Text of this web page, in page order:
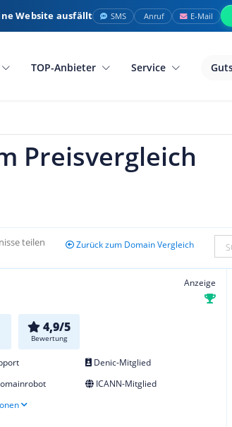
Website ausfällt SMS Anruf E-Mail
TOP-Anbieter Service
Preisvergleich
teilen Zurück zum Domain Vergleich
Anzeige
4,9/5
Bewertung
Denic-Mitglied
ICANN-Mitglied